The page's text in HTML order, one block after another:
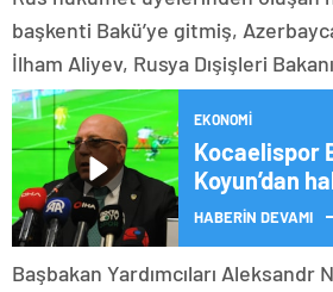
başkenti Bakü’ye gitmiş,
İlham Aliyev, Rusya Dışişleri
EKONOMI
Kocaelispor
Koyun’dan
HABERİN DEVAMI
Başbakan Yardımcıları Aleksandr